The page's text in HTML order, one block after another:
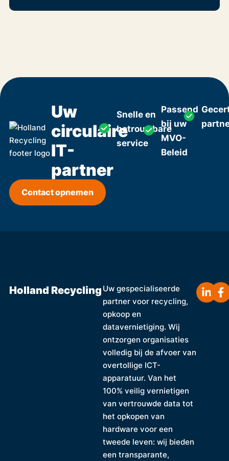
Uw
circulaire
IT-
partner
Snelle en
betrouwbare
service
Passend
bij uw
MVO-
Beleid
Contact opnemen
Holland RecyclingUw gespecialiseerde
partner voor recycling,
opkoop en
datavernietiging. Wij
ontzorgen organisaties
volledig bij de afvoer van
overtollige ICT-
apparatuur. Van het
100% veilig vernietigen
van vertrouwde data tot
het opkopen van
hardware voor een
tweede leven: wij bieden
een transparante,